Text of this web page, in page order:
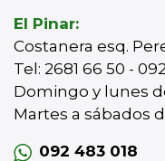
El Pinar:
Costanera esq.
Tel: 2681 66 50 -
Domingo y lunes
Martes a sábados
092 483 018